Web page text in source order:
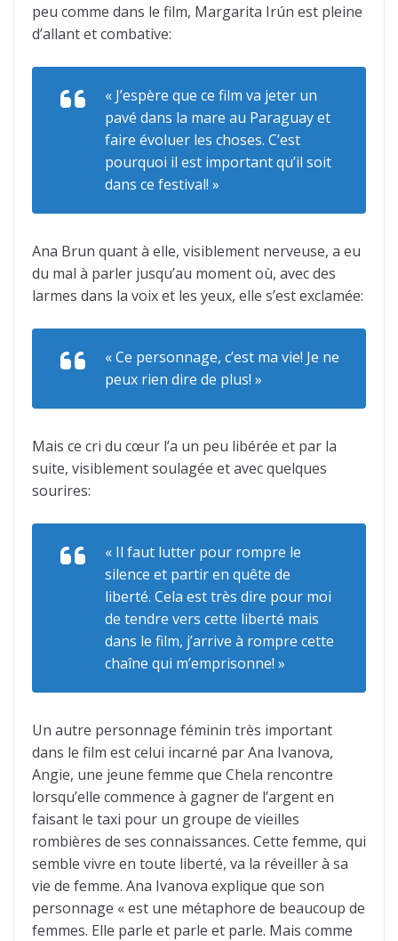
peu comme dans le film, Margarita Irún est pleine
d’allant et combative:
« J’espère que ce film va jeter un
pavé dans la mare au Paraguay et
faire évoluer les choses. C’est
pourquoi il est important qu’il soit
dans ce festival! »
Ana Brun quant à elle, visiblement nerveuse, a eu
du mal à parler jusqu’au moment où, avec des
larmes dans la voix et les yeux, elle s’est exclamée:
« Ce personnage, c’est ma vie! Je ne
peux rien dire de plus! »
Mais ce cri du cœur l’a un peu libérée et par la
suite, visiblement soulagée et avec quelques
sourires:
« Il faut lutter pour rompre le
silence et partir en quête de
liberté. Cela est très dire pour moi
de tendre vers cette liberté mais
dans le film, j’arrive à rompre cette
chaîne qui m’emprisonne! »
Un autre personnage féminin très important
dans le film est celui incarné par Ana Ivanova,
Angie, une jeune femme que Chela rencontre
lorsqu’elle commence à gagner de l’argent en
faisant le taxi pour un groupe de vieilles
rombières de ses connaissances. Cette femme, qui
semble vivre en toute liberté, va la réveiller à sa
vie de femme. Ana Ivanova explique que son
personnage « est une métaphore de beaucoup de
femmes. Elle parle et parle et parle. Mais comme